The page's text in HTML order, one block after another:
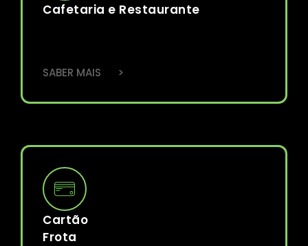
Cafetaria e Restaurante
SABER MAIS >
Cartão
Frota